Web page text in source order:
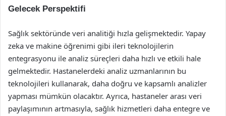
Gelecek Perspektifi
Sağlık sektöründe veri analitiği hızla gelişmektedir. Yapay
zeka ve makine öğrenimi gibi ileri teknolojilerin
entegrasyonu ile analiz süreçleri daha hızlı ve etkili hale
gelmektedir. Hastanelerdeki analiz uzmanlarının bu
teknolojileri kullanarak, daha doğru ve kapsamlı analizler
yapması mümkün olacaktır. Ayrıca, hastaneler arası veri
paylaşımının artmasıyla, sağlık hizmetleri daha entegre ve